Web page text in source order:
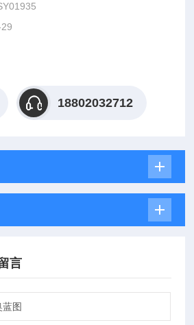
供覆盖动物模型构建、药效评价、数据
解决方案，助力客户突破科研瓶颈，加
18802032712
言
蓝图